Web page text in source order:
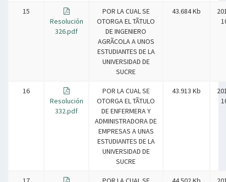
15
Resolución
326.pdf
POR LA CUAL SE
OTORGA EL TÃTULO
DE INGENIERO
AGRÃCOLA A UNOS
ESTUDIANTES DE LA
UNIVERSIDAD DE
SUCRE
43.684 Kb
16
Resolución
332.pdf
POR LA CUAL SE
OTORGA EL TÃTULO
DE ENFERMERA Y
ADMINISTRADORA DE
EMPRESAS A UNAS
ESTUDIANTES DE LA
UNIVERSIDAD DE
SUCRE
43.913 Kb